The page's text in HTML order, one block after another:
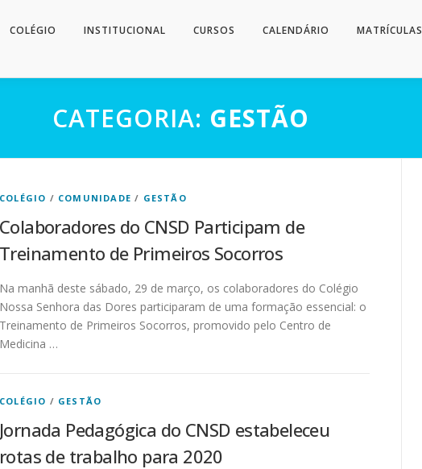
COLÉGIO INSTITUCIONAL CURSOS CALENDÁRIO MATRÍCULAS
CATEGORIA: GESTÃO
COLÉGIO / COMUNIDADE / GESTÃO
Colaboradores do CNSD Participam de
Treinamento de Primeiros Socorros
Na manhã deste sábado, 29 de março, os colaboradores do Colégio
Nossa Senhora das Dores participaram de uma formação essencial: o
Treinamento de Primeiros Socorros, promovido pelo Centro de
Medicina …
COLÉGIO / GESTÃO
Jornada Pedagógica do CNSD estabeleceu
rotas de trabalho para 2020